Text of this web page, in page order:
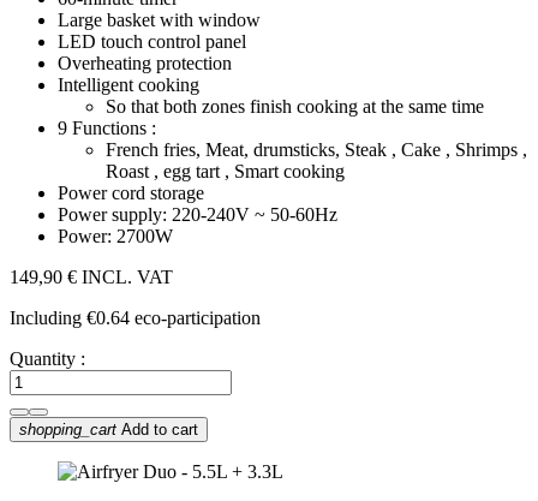
Large basket with window
LED touch control panel
Overheating protection
Intelligent cooking
So that both zones finish cooking at the same time
9 Functions :
French fries, Meat, drumsticks, Steak , Cake , Shrimps ,
Roast , egg tart , Smart cooking
Power cord storage
Power supply: 220-240V ~ 50-60Hz
Power: 2700W
149,90 € INCL. VAT
Including €0.64 eco-participation
Quantity :
shopping_cart Add to cart